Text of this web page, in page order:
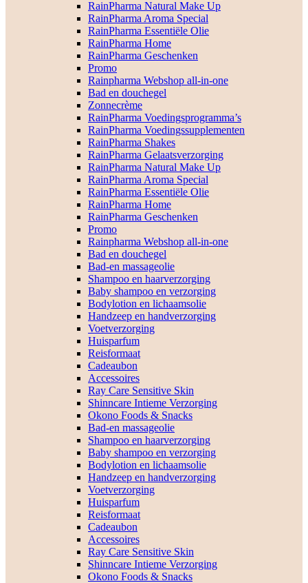
RainPharma Natural Make Up
RainPharma Aroma Special
RainPharma Essentiële Olie
RainPharma Home
RainPharma Geschenken
Promo
Rainpharma Webshop all-in-one
Bad en douchegel
Zonnecrème
RainPharma Voedingsprogramma’s
RainPharma Voedingssupplementen
RainPharma Shakes
RainPharma Gelaatsverzorging
RainPharma Natural Make Up
RainPharma Aroma Special
RainPharma Essentiële Olie
RainPharma Home
RainPharma Geschenken
Promo
Rainpharma Webshop all-in-one
Bad en douchegel
Bad-en massageolie
Shampoo en haarverzorging
Baby shampoo en verzorging
Bodylotion en lichaamsolie
Handzeep en handverzorging
Voetverzorging
Huisparfum
Reisformaat
Cadeaubon
Accessoires
Ray Care Sensitive Skin
Shinncare Intieme Verzorging
Okono Foods & Snacks
Bad-en massageolie
Shampoo en haarverzorging
Baby shampoo en verzorging
Bodylotion en lichaamsolie
Handzeep en handverzorging
Voetverzorging
Huisparfum
Reisformaat
Cadeaubon
Accessoires
Ray Care Sensitive Skin
Shinncare Intieme Verzorging
Okono Foods & Snacks